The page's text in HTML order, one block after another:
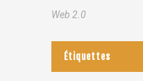
Web 2.0
Étiquettes